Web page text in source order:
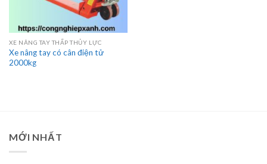
XE NÂNG TAY THẤP THỦY LỰC
Xe nâng tay có cân điện tử
2000kg
MỚI NHẤT